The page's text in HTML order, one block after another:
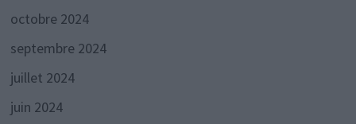
octobre 2024
septembre 2024
juillet 2024
juin 2024